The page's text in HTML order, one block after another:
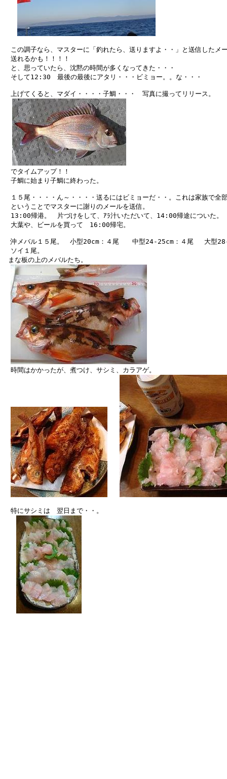
この調子なら、マスターに「釣れたら、送りますよ・・」と送信したメ
送れるかも！！！！
と、思っていたら、沈黙の時間が多くなってきた・・・
そして12:30　最後の最後にアタリ・・・ビミョー。。な・・・
上げてくると、マダイ・・・・子鯛・・・　写真に撮ってリリース。
でタイムアップ！！
子鯛に始まり子鯛に終わった。
１５尾・・・・ん～・・・・送るにはビミョーだ・・。これは家族で全
ということでマスターに謝りのメールを送信。
13:00帰港。　片づけをして、ｱﾗ汁いただいて、14:00帰途についた。
大葉や、ビールを買って　16:00帰宅。
沖メバル１５尾。　小型20cm：４尾　　中型24-25cm：４尾　 大型
ソイ１尾。
まな板の上のメバルたち。
時間はかかったが、煮つけ、サシミ、カラアゲ。
特にサシミは　翌日まで・・。